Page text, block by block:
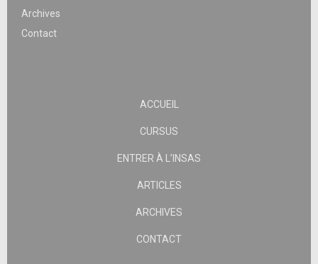
Archives
Contact
ACCUEIL
CURSUS
ENTRER À L’INSAS
ARTICLES
ARCHIVES
CONTACT